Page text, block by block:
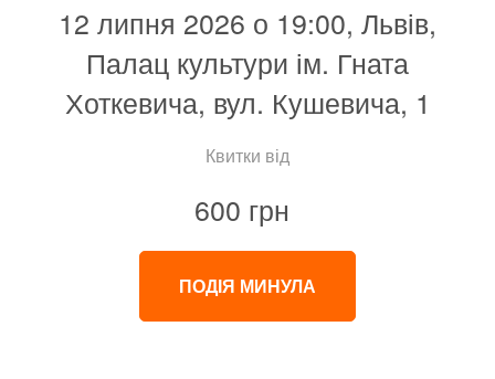
12 липня 2026 о 19:00, Львів,
Палац культури ім. Гната
Хоткевича, вул. Кушевича, 1
Квитки від
600 грн
ПОДІЯ МИНУЛА